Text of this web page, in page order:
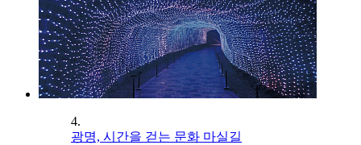
4.
광명, 시간을 걷는 문화 마실길